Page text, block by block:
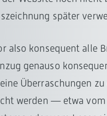
später
also konsequent alle
genauso
Überraschungen
werden — etwa